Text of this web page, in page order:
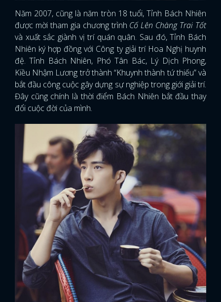
Năm 2007, cũng là năm tròn 18 tuổi, Tỉnh Bách Nhiên
được mời tham gia chương trình Cố Lên Chàng Trai Tốt
và xuất sắc giành vị trí quán quân. Sau đó, Tỉnh Bách
Nhiên ký hợp đồng với Công ty giải trí Hoa Nghị huynh
đệ. Tỉnh Bách Nhiên, Phó Tân Bác, Lý Dịch Phong,
Kiều Nhậm Lương trở thành “Khuynh thành tứ thiếu” và
bắt đầu công cuộc gây dựng sự nghiệp trong giới giải trí.
Đây cũng chính là thời điểm Bách Nhiên bắt đầu thay
đổi cuộc đời của mình.